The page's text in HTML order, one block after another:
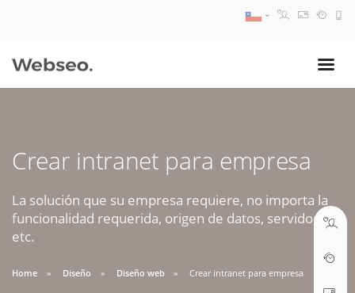
Crear intranet para empresa
La solución que su empresa requiere, no importa la
funcionalidad requerida, origen de datos, servidores,
etc.
Home Diseño Diseño web Crear intranet para empresa
09:30 AM A 18:30 PM
soporte@webseo.cl
ABRIR TICKET